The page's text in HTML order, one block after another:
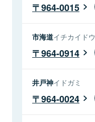
964-0015
市海道イチカイドウ
964-0914
井戸神イドガミ
964-0024